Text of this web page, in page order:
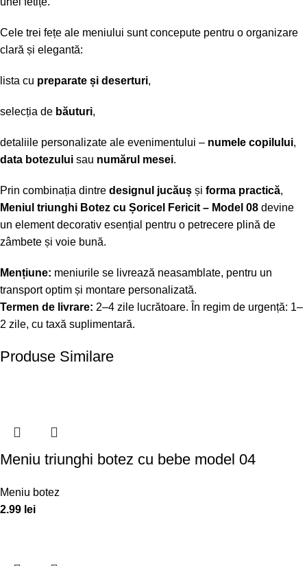
Cele trei fețe ale meniului sunt concepute pentru o organizare
clară și elegantă:
lista cu preparate și deserturi,
selecția de băuturi,
detaliile personalizate ale evenimentului – numele copilului,
data botezului sau numărul mesei.
Prin combinația dintre designul jucăuș și forma practică,
Meniul triunghi Botez cu Șoricel Fericit – Model 08 devine
un element decorativ esențial pentru o petrecere plină de
zâmbete și voie bună.
Mențiune: meniurile se livrează neasamblate, pentru un
transport optim și montare personalizată.
Termen de livrare: 2–4 zile lucrătoare. În regim de urgență: 1–
2 zile, cu taxă suplimentară.
Produse Similare
Meniu triunghi botez cu bebe model 04
Meniu botez
2.99 lei